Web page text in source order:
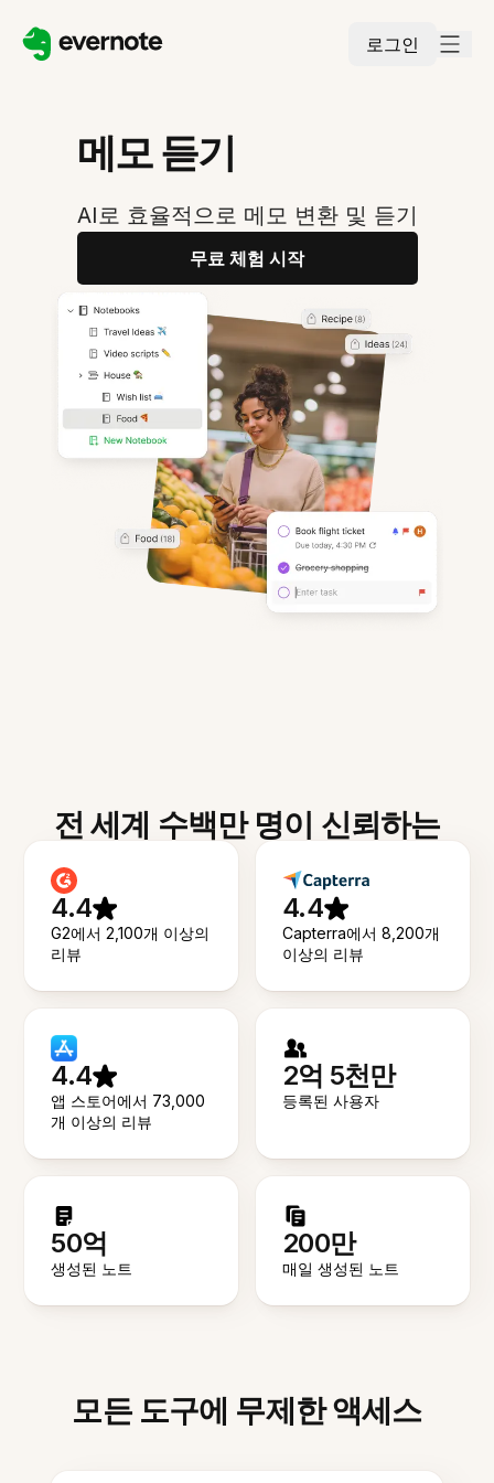
로그인
메모 듣기
AI로 효율적으로 메모 변환 및 듣기
무료 체험 시작
전 세계 수백만 명이 신뢰하는
4.4
G2에서 2,100개 이상의
리뷰
4.4
Capterra에서 8,200개
이상의 리뷰
4.4
앱 스토어에서 73,000
개 이상의 리뷰
2억 5천만
등록된 사용자
50억
생성된 노트
200만
매일 생성된 노트
모든 도구에 무제한 액세스